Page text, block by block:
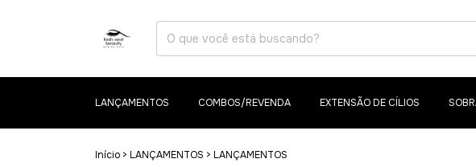
LANÇAMENTOS COMBOS/REVENDA EXTENSÃO DE CÍLIOS
Início > LANÇAMENTOS > LANÇAMENTOS